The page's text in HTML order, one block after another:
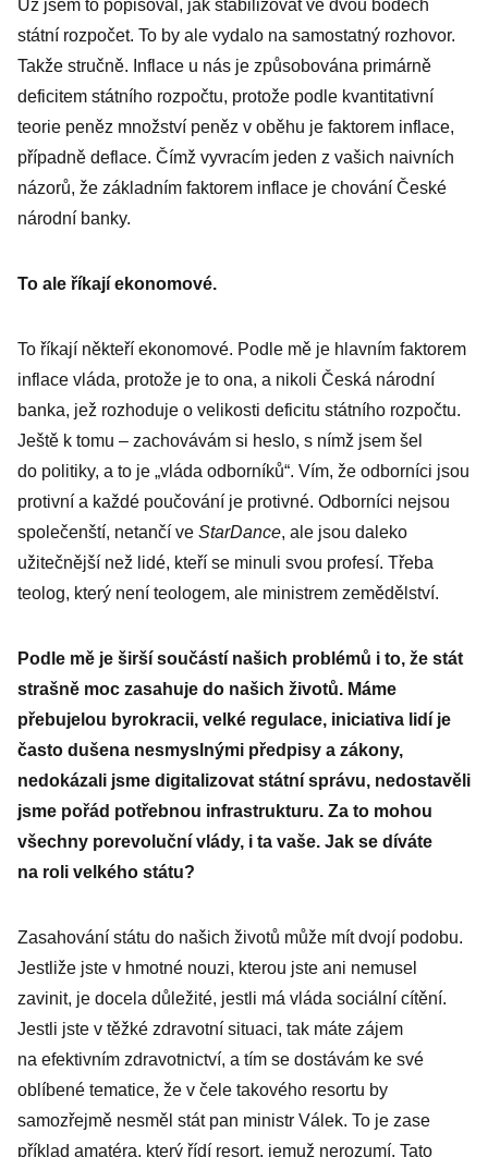
Už jsem to popisoval, jak stabilizovat ve dvou bodech
státní rozpočet. To by ale vydalo na samostatný rozhovor.
Takže stručně. Inflace u nás je způsobována primárně
deficitem státního rozpočtu, protože podle kvantitativní
teorie peněz množství peněz v oběhu je faktorem inflace,
případně deflace. Čímž vyvracím jeden z vašich ­naivních
názorů, že základním faktorem inflace je chování České
národní banky.
To ale říkají ekonomové.
To říkají někteří ekonomové. Podle mě je hlavním faktorem
inflace vláda, protože je to ona, a nikoli Česká národní
banka, jež rozhoduje o velikosti deficitu státního rozpočtu.
Ještě k tomu – zachovávám si heslo, s nímž jsem šel
do politiky, a to je „vláda odborníků“. Vím, že odborníci jsou
protivní a každé poučování je protivné. Odborníci nejsou
společenští, netančí ve StarDance, ale jsou daleko
užitečnější než lidé, kteří se minuli svou ­profesí. Třeba
teolog, který není teologem, ale ministrem země­dělství.
Podle mě je širší součástí našich problémů i to, že stát
strašně moc zasahuje do našich životů. Máme
přebujelou byrokracii, velké regulace, iniciativa lidí je
často dušena nesmyslnými předpisy a zákony,
nedokázali jsme digitalizovat státní správu, nedostavěli
jsme pořád potřebnou infrastrukturu. Za to mohou
všechny porevoluční vlády, i ta vaše. Jak se díváte
na roli velkého státu?
Zasahování státu do našich životů může mít dvojí podobu.
Jestliže jste v hmotné nouzi, kterou jste ani nemusel
zavinit, je docela důležité, jestli má vláda sociální cítění.
Jestli jste v těžké zdravotní situaci, tak máte zájem
na efektivním zdravotnictví, a tím se dostávám ke své
oblíbené tematice, že v čele takového resortu by
samozřejmě nesměl stát pan ministr Válek. To je zase
příklad amatéra, který řídí resort, jemuž nerozumí. Tato